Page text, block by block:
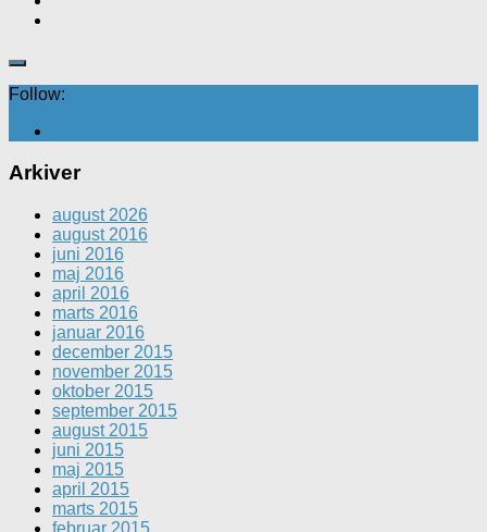
Follow:
Arkiver
august 2026
august 2016
juni 2016
maj 2016
april 2016
marts 2016
januar 2016
december 2015
november 2015
oktober 2015
september 2015
august 2015
juni 2015
maj 2015
april 2015
marts 2015
februar 2015